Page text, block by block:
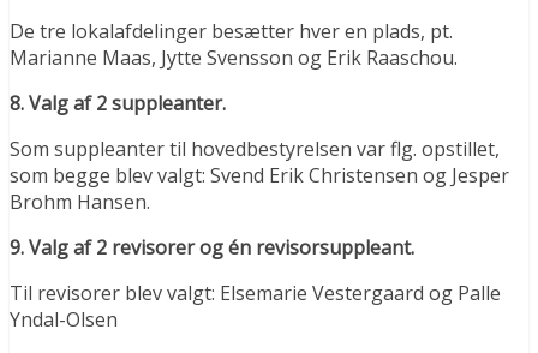
De tre lokalafdelinger besætter hver en plads, pt.
Marianne Maas, Jytte Svensson og Erik Raaschou.
8. Valg af 2 suppleanter.
Som suppleanter til hovedbestyrelsen var flg. opstillet,
som begge blev valgt: Svend Erik Christensen og Jesper
Brohm Hansen.
9. Valg af 2 revisorer og én revisorsuppleant.
Til revisorer blev valgt: Elsemarie Vestergaard og Palle
Yndal-Olsen